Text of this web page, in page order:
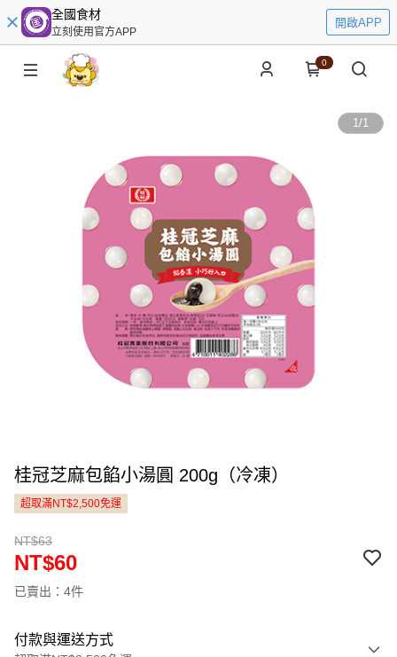
全國食材
立刻使用官方APP
開啟APP
0
1/1
桂冠芝麻包餡小湯圓 200g（冷凍）
超取滿NT$2,500免運
NT$63
NT$60
已賣出：4件
付款與運送方式